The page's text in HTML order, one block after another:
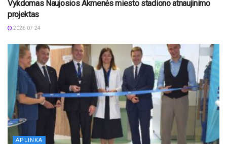
Vykdomas Naujosios Akmenės miesto stadiono atnaujinimo
projektas
2026-07-24
APLINKA